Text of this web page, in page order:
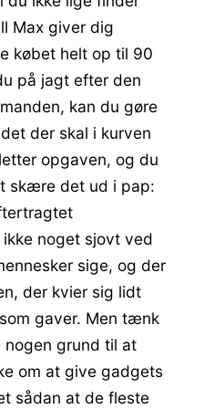
Max giver dig
købet helt op til 90
på jagt efter den
kan du gøre
der skal i kurven
opgaven, og du
skære det ud i pap:
noget sjovt ved
sige, og der
der kvier sig lidt
gaver. Men tænk
nogen grund til at
om at give gadgets
sådan at de fleste